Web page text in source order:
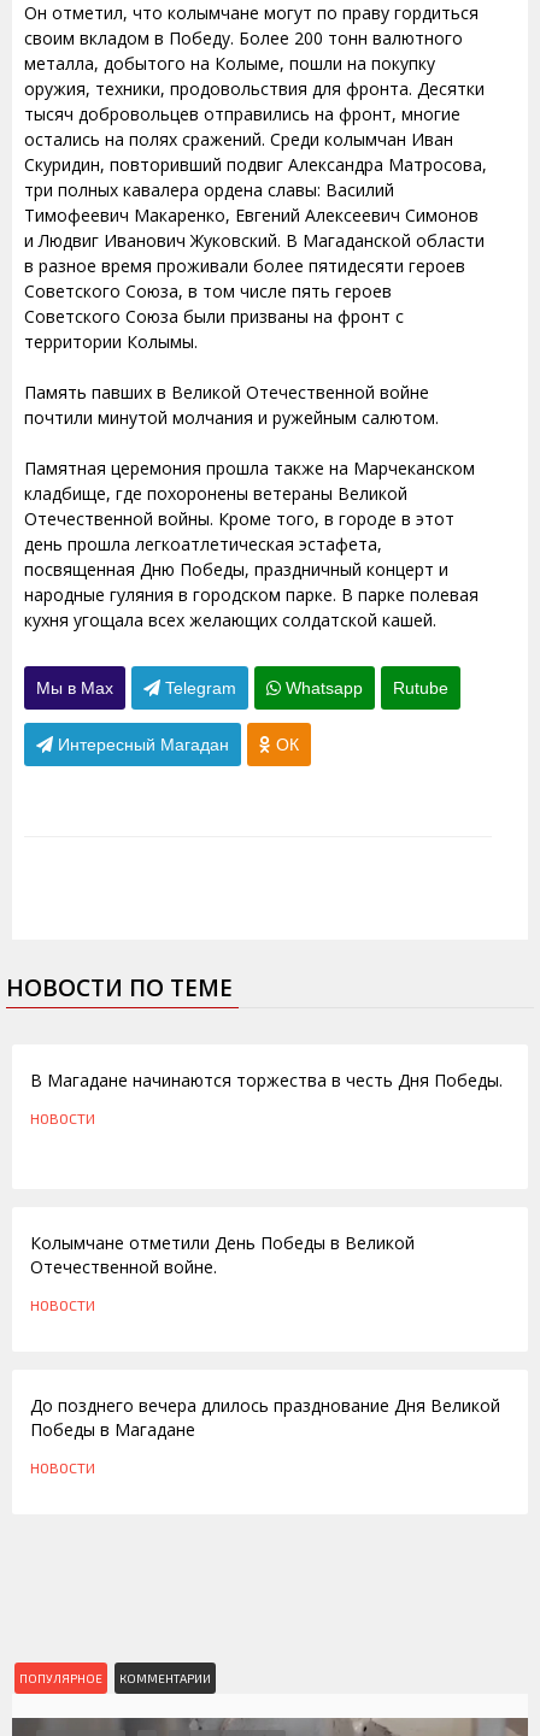
Он отметил, что колымчане могут по праву гордиться
своим вкладом в Победу. Более 200 тонн валютного
металла, добытого на Колыме, пошли на покупку
оружия, техники, продовольствия для фронта. Десятки
тысяч добровольцев отправились на фронт, многие
остались на полях сражений. Среди колымчан Иван
Скуридин, повторивший подвиг Александра Матросова,
три полных кавалера ордена славы: Василий
Тимофеевич Макаренко, Евгений Алексеевич Симонов
и Людвиг Иванович Жуковский. В Магаданской области
в разное время проживали более пятидесяти героев
Советского Союза, в том числе пять героев
Советского Союза были призваны на фронт с
территории Колымы.
Память павших в Великой Отечественной войне
почтили минутой молчания и ружейным салютом.
Памятная церемония прошла также на Марчеканском
кладбище, где похоронены ветераны Великой
Отечественной войны. Кроме того, в городе в этот
день прошла легкоатлетическая эстафета,
посвященная Дню Победы, праздничный концерт и
народные гуляния в городском парке. В парке полевая
кухня угощала всех желающих солдатской кашей.
Мы в Max Telegram Whatsapp Rutube
Интересный Магадан ОК
НОВОСТИ ПО ТЕМЕ
В Магадане начинаются торжества в честь Дня Победы.
НОВОСТИ
Колымчане отметили День Победы в Великой
Отечественной войне.
НОВОСТИ
До позднего вечера длилось празднование Дня Великой
Победы в Магадане
НОВОСТИ
ПОПУЛЯРНОЕ КОММЕНТАРИИ